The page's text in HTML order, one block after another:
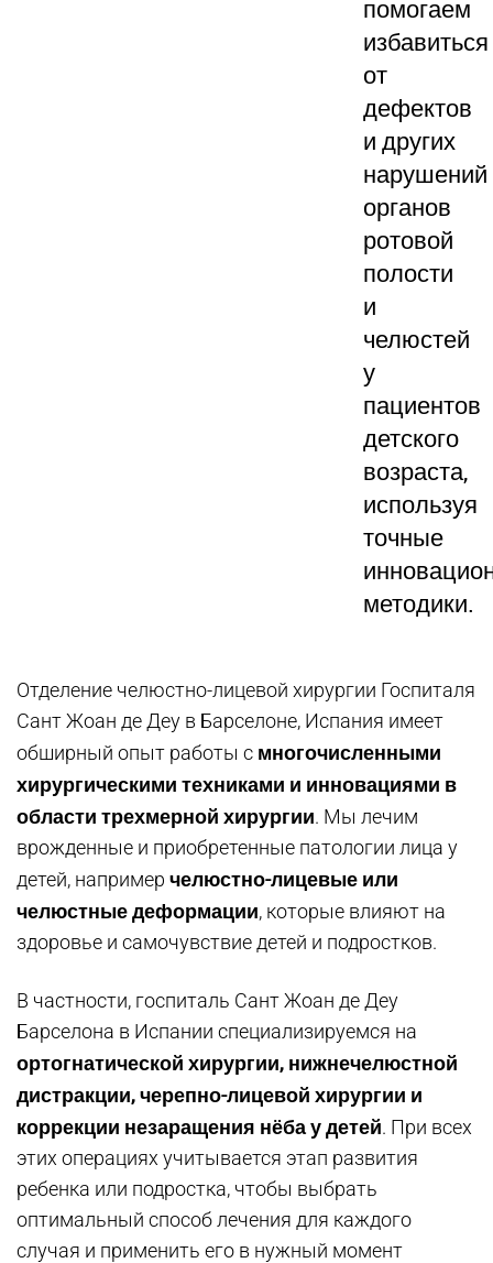
помогаем
избавиться
от
дефектов
и других
нарушений
органов
ротовой
полости
и
челюстей
у
пациентов
детского
возраста,
используя
точные
методики.
Отделение челюстно-лицевой хирургии Госпиталя
Сант Жоан де Деу в Барселоне, Испания имеет
обширный опыт работы с многочисленными
хирургическими техниками и инновациями в
области трехмерной хирургии. Мы лечим
врожденные и приобретенные патологии лица у
детей, например челюстно-лицевые или
челюстные деформации, которые влияют на
здоровье и самочувствие детей и подростков.
В частности, госпиталь Сант Жоан де Деу
Барселона в Испании специализируемся на
ортогнатической хирургии, нижнечелюстной
дистракции, черепно-лицевой хирургии и
коррекции незаращения нёба у детей. При всех
этих операциях учитывается этап развития
ребенка или подростка, чтобы выбрать
оптимальный способ лечения для каждого
случая и применить его в нужный момент